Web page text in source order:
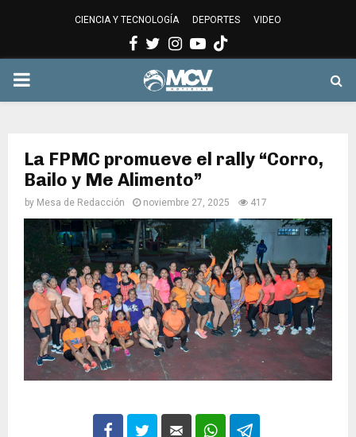
CIENCIA Y TECNOLOGÍA DEPORTES VIDEO
Facebook
Twitter
Instagram
Youtube
PRIMARY
La FPMC promueve el rally “Corro,
Bailo y Me Alimento”
by Mesa de Redacción noviembre 27, 2025 417